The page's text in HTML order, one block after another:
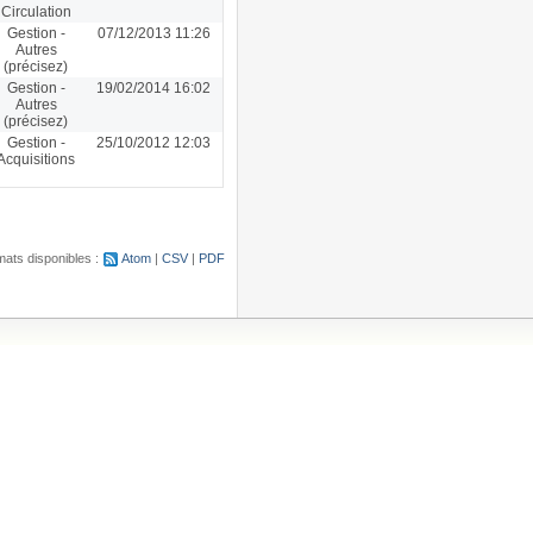
Circulation
Gestion -
Autres
(précisez)
07/12/2013 11:26
Gestion -
Autres
(précisez)
19/02/2014 16:02
Gestion -
25/10/2012 12:03
disponibles : Atom CSV PDF